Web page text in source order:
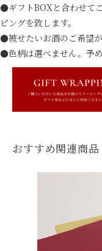
●ギフトBOXと合わせて
ピングを致します。
●被せたいお酒のご希望
●色柄は選べません。予め
おすすめ関連商品